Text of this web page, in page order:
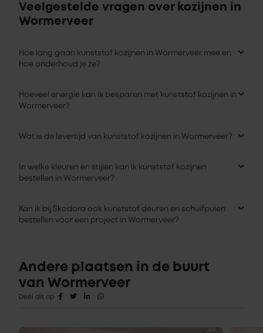
Veelgestelde vragen over kozijnen in
Wormerveer
Hoe lang gaan kunststof kozijnen in Wormerveer mee en
hoe onderhoud je ze?
Hoeveel energie kan ik besparen met kunststof kozijnen in
Wormerveer?
Wat is de levertijd van kunststof kozijnen in Wormerveer?
In welke kleuren en stijlen kan ik kunststof kozijnen
bestellen in Wormerveer?
Kan ik bij Skodora ook kunststof deuren en schuifpuien
bestellen voor een project in Wormerveer?
Andere plaatsen in de buurt
van Wormerveer
Deel dit op